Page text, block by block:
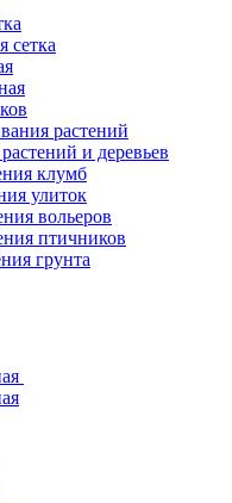
сетка
растений
и деревьев
клумб
улиток
вольеров
птичников
грунта